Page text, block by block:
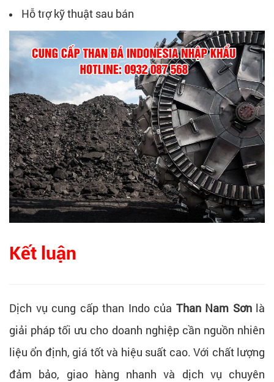
Hỗ trợ kỹ thuật sau bán
Kết luận
Dịch vụ cung cấp than Indo của Than Nam Sơnlà
giải pháp tối ưu cho doanh nghiệp cần nguồn nhiên
liệu ổn định, giá tốt và hiệu suất cao. Với chất lượng
đảm bảo, giao hàng nhanh và dịch vụ chuyên